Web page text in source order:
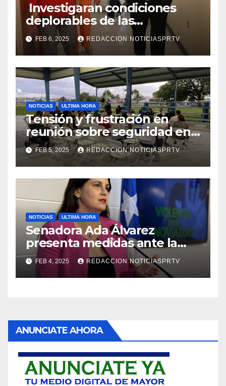
Investigaran condiciones
deplorables de las
facilidades el Departamento
de la Salud en Mayagüez
FEB 6, 2025 REDACCION NOTICIASPRTV
NOTICIAS ULTIMA HORA
Tensión y frustración en
reunión sobre seguridad en
Reparto Metropolitano
FEB 5, 2025 REDACCION NOTICIASPRTV
NOTICIAS ULTIMA HORA
Senadora Ada Álvarez
presenta medidas ante la
violencia en el noviazgo
FEB 4, 2025 REDACCION NOTICIASPRTV
ANUNCIATE AHORA